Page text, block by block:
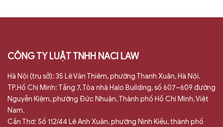
CÔNG TY LUẬT TNHH NACI LAW
Hà Nội (trụ sở): 35 Lê Văn Thiêm, phường Thanh Xuân, Hà Nội.
TP.Hồ Chí Minh: Tầng 7, Tòa nhà Halo Building, số 607–609 đường
Nguyễn Kiệm, phường Đức Nhuận, Thành phố Hồ Chí Minh, Việt
Nam.
Cần Thơ: Số 112/44 Lê Anh Xuân, phường Ninh Kiều, thành phố